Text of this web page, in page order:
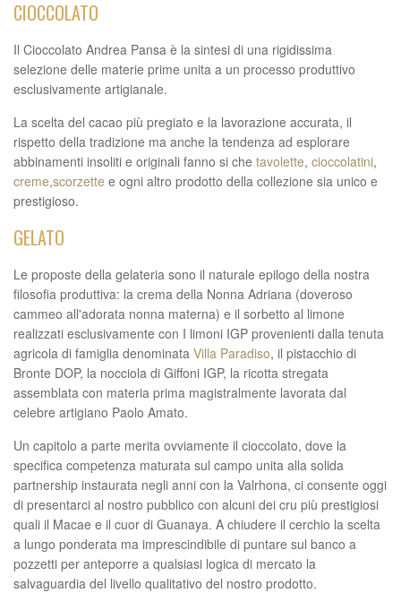
CIOCCOLATO
Il Cioccolato Andrea Pansa è la sintesi di una rigidissima
selezione delle materie prime unita a un processo produttivo
esclusivamente artigianale.
La scelta del cacao più pregiato e la lavorazione accurata, il
rispetto della tradizione ma anche la tendenza ad esplorare
abbinamenti insoliti e originali fanno si che tavolette, cioccolatini,
creme,scorzette e ogni altro prodotto della collezione sia unico e
prestigioso.
GELATO
Le proposte della gelateria sono il naturale epilogo della nostra
filosofia produttiva: la crema della Nonna Adriana (doveroso
cammeo all'adorata nonna materna) e il sorbetto al limone
realizzati esclusivamente con I limoni IGP provenienti dalla tenuta
agricola di famiglia denominata Villa Paradiso, il pistacchio di
Bronte DOP, la nocciola di Giffoni IGP, la ricotta stregata
assemblata con materia prima magistralmente lavorata dal
celebre artigiano Paolo Amato.
Un capitolo a parte merita ovviamente il cioccolato, dove la
specifica competenza maturata sul campo unita alla solida
partnership instaurata negli anni con la Valrhona, ci consente oggi
di presentarci al nostro pubblico con alcuni dei cru più prestigiosi
quali il Macae e il cuor di Guanaya. A chiudere il cerchio la scelta
a lungo ponderata ma imprescindibile di puntare sul banco a
pozzetti per anteporre a qualsiasi logica di mercato la
salvaguardia del livello qualitativo del nostro prodotto.